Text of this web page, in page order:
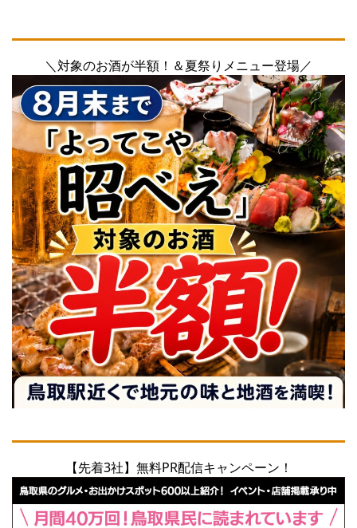
＼対象のお酒が半額！＆夏祭りメニュー登場／
【先着3社】無料PR配信キャンペーン！